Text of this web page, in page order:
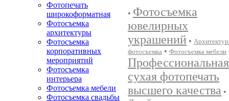
• Фотосъемка
ювелирных
украшений •
фотосъемка • Фотосъемка мебели
Профессиональная
сухая фотопечать
высшего качества •
Фотопечать
широкоформатная
Фотосъемка
архитектуры
Фотосъемка
корпоративных
мероприятий
Фотосъемка
интерьера
Фотосъемка мебели
Фотосъемка свадьбы